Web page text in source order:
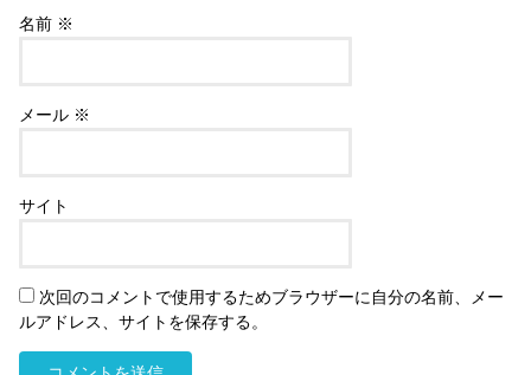
名前 ※
メール ※
サイト
次回のコメントで使用するためブラウザーに自分の名前、メー
ルアドレス、サイトを保存する。